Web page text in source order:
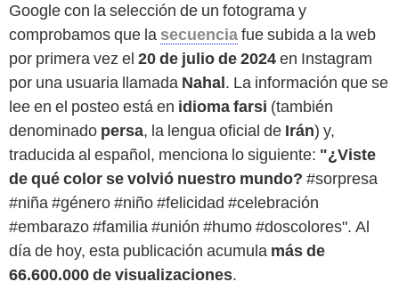
Google con la selección de un fotograma y
comprobamos que la secuenciafue subida a la web
por primera vez el 20 de julio de 2024en Instagram
por una usuaria llamada Nahal. La información que se
lee en el posteo está en idioma farsi (también
denominado persa, la lengua oficial de Irán) y,
traducida al español, menciona lo siguiente: "¿Viste
de qué color se volvió nuestro mundo? #sorpresa
#niña #género #niño #felicidad #celebración
#embarazo #familia #unión #humo #doscolores". Al
día de hoy, esta publicación acumula más de
66.600.000 de visualizaciones.